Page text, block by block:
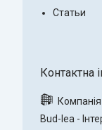
Статьи
Bud-lea -